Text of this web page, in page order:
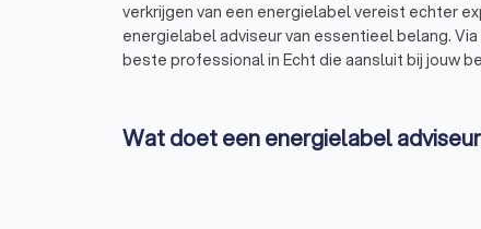
verkrijgen van een energielabel vereist echter
energielabel adviseur van essentieel belang.
beste professional in Echt die aansluit bij jouw
Wat doet een energielabel